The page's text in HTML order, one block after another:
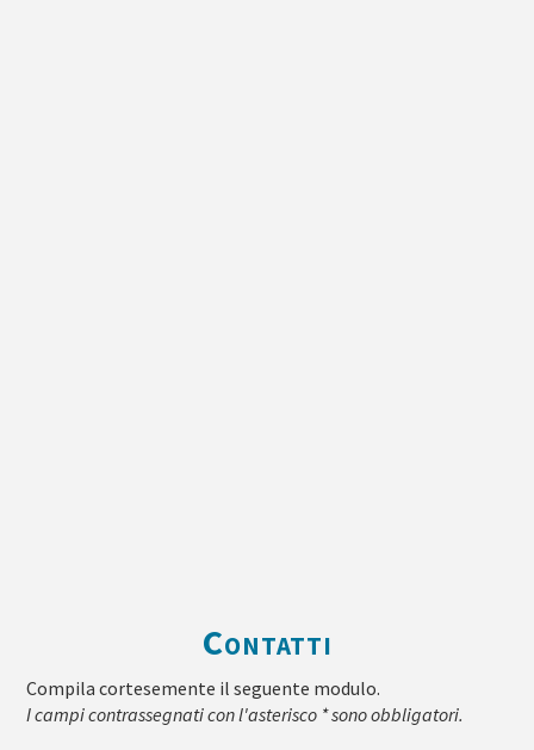
Contatti
Compila cortesemente il seguente modulo.
I campi contrassegnati con l'asterisco * sono obbligatori.